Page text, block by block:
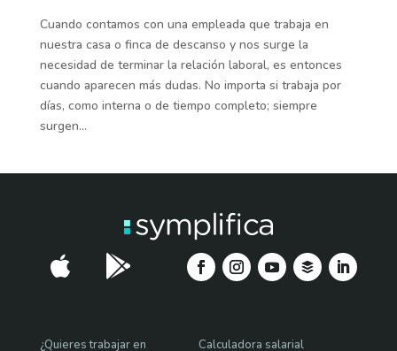
Cuando contamos con una empleada que trabaja en
nuestra casa o finca de descanso y nos surge la
necesidad de terminar la relación laboral, es entonces
cuando aparecen más dudas. No importa si trabaja por
días, como interna o de tiempo completo; siempre
surgen...
 
¿Quieres trabajar en Calculadora salarial